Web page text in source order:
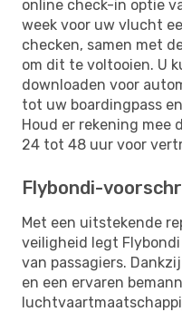
online check-in optie
week voor uw vlucht
checken, samen met
om dit te voltooien. U
downloaden voor
tot uw boardingpass
Houd er rekening mee
24 tot 48 uur voor
Flybondi-
Met een uitstekende
veiligheid legt
van passagiers.
en een ervaren